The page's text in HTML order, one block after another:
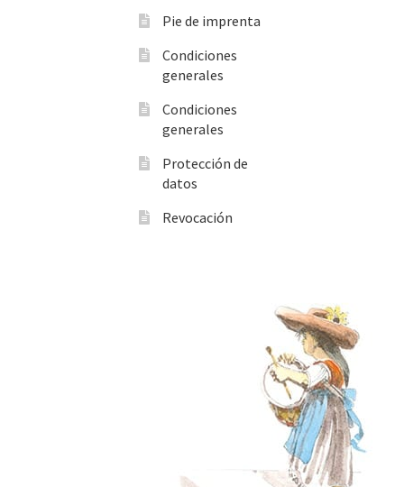
Pie de imprenta
Condiciones
generales
Condiciones
generales
Protección de
datos
Revocación